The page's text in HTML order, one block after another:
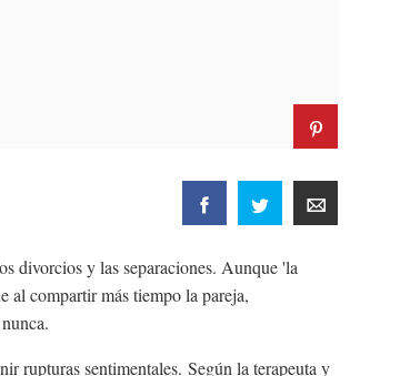
divorcios y las separaciones. Aunque 'la
al compartir más tiempo la pareja,
rupturas sentimentales. Según la terapeuta y